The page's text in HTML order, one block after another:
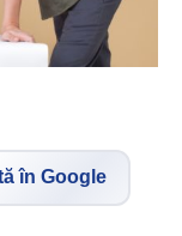
în Google